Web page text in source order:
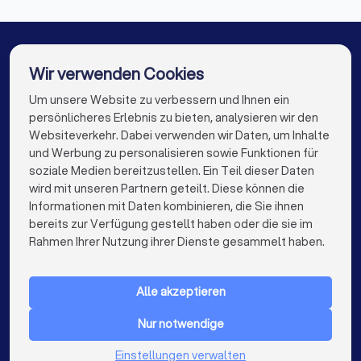
Entrümpelungsfirmen in Gelnhausen
Entrümpelungsfirmen in Gründau
Entrümpelungsfirmen in Berlin
Entrümpelungsfirmen in Hamburg
Entrümpelungsfirmen in München
Entrümpelungsfirmen in Köln
Entrümpelungsfirmen in Stuttgart
Entrümpelungsfirmen in Düsseldorf
Entrümpelungsfirmen in Dortmund
Die besten Entrümpelungsfirmen für Sie
info@trustlocal.de
FÜR PRIVATPERSONEN
Niederlande
Wir verwenden Cookies
Um unsere Website zu verbessern und Ihnen ein
persönlicheres Erlebnis zu bieten, analysieren wir den
Websiteverkehr. Dabei verwenden wir Daten, um Inhalte
und Werbung zu personalisieren sowie Funktionen für
soziale Medien bereitzustellen. Ein Teil dieser Daten
wird mit unseren Partnern geteilt. Diese können die
Informationen mit Daten kombinieren, die Sie ihnen
bereits zur Verfügung gestellt haben oder die sie im
Rahmen Ihrer Nutzung ihrer Dienste gesammelt haben.
Alle akzeptieren
Nur notwendige
Einstellungen verwalten